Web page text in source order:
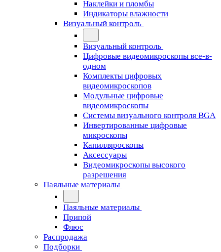
Наклейки и пломбы
Индикаторы влажности
Визуальный контроль
Визуальный контроль
Цифровые видеомикроскопы все-в-
одном
Комплекты цифровых
видеомикроскопов
Модульные цифровые
видеомикроскопы
Cистемы визуального контроля BGA
Инвертированные цифровые
микроскопы
Капилляроскопы
Аксессуары
Видеомикроскопы высокого
разрешения
Паяльные материалы
Паяльные материалы
Припой
Флюс
Распродажа
Подборки